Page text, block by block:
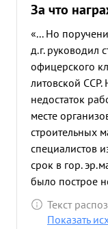
За что
«... Но
д.г. руководил
офицерского
литовской
недостаток
месте
строительных
специалистов
срок в гор.
было построе
героев-
сооружен
Текст
Показать